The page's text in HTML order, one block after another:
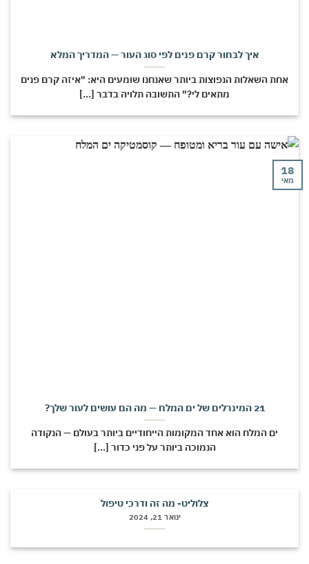
איך לבחור קרם פנים לפי סוג העור — המדריך המלא
אחת השאלות הנפוצות ביותר שאנחנו שומעים היא: "איזה קרם פנים
מתאים לי?" התשובה תלויה בדבר [...]
ים המלח הוא אחד המקומות הייחודיים ביותר בעולם — הנקודה
הנמוכה ביותר על פני כדור [...]
צלוליט- מה זה ודרכי טיפול